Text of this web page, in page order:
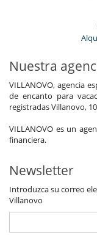
Nuestra
VILLANOVO, agencia
de encanto para
registradas Villanovo,
VILLANOVO es un
financiera.
Newsletter
Introduzca su correo
Villanovo